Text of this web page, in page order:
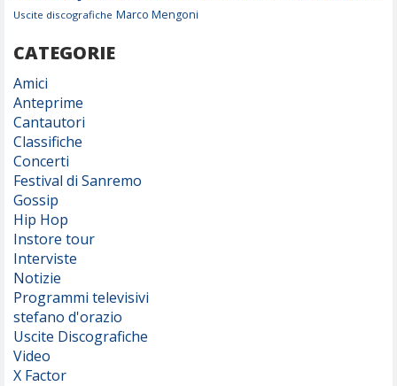
Uscite discografiche Marco Mengoni
CATEGORIE
Amici
Anteprime
Cantautori
Classifiche
Concerti
Festival di Sanremo
Gossip
Hip Hop
Instore tour
Interviste
Notizie
Programmi televisivi
stefano d'orazio
Uscite Discografiche
Video
X Factor